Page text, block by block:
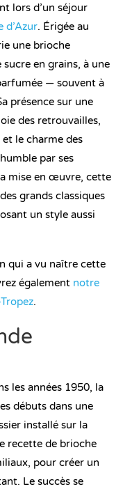
lors d’un séjour
d’Azur. Érigée au
une brioche
en grains, à une
— souvent à
présence sur une
des retrouvailles,
le charme des
par ses
mise en œuvre, cette
grands classiques
un style aussi
qui a vu naître cette
également notre
.
les années 1950, la
débuts dans une
installé sur la
recette de brioche
pour créer un
Le succès se